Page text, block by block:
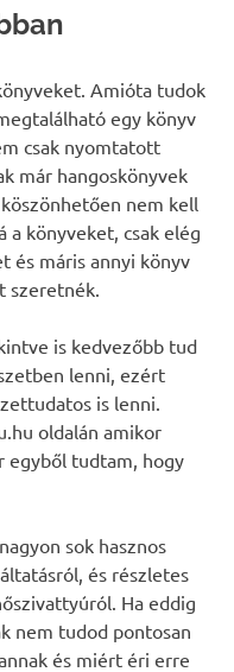
Amióta tudok
egy könyv
csak nyomtatott
már hangoskönyvek
nem kell
a könyveket, csak elég
és máris annyi könyv
szeretnék.
is kedvezőbb tud
lenni, ezért
is lenni.
oldalán amikor
egyből tudtam, hogy
sok hasznos
és részletes
Ha eddig
nem tudod pontosan
és miért éri erre